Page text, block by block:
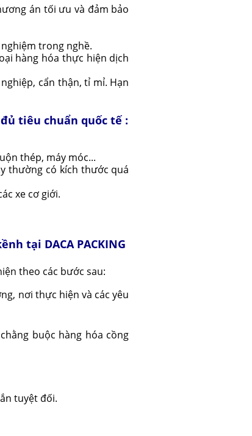
án tối ưu và đảm bảo
trong nghề.
hàng hóa thực hiện dịch
cẩn thận, tỉ mỉ. Hạn
đủ tiêu chuẩn quốc tế :
thép, máy móc...
thường có kích thước quá
xe cơ giới.
tại DACA PACKING
theo các bước sau:
nơi thực hiện và các yêu
buộc hàng hóa cồng
tuyệt đối.